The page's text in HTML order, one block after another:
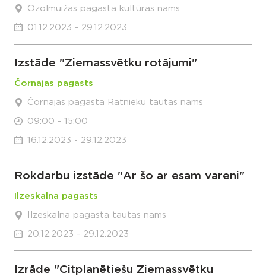
Ozolmuižas pagasta kultūras nams
01.12.2023 - 29.12.2023
Izstāde "Ziemassvētku rotājumi"
Čornajas pagasts
Čornajas pagasta Ratnieku tautas nams
09:00 - 15:00
16.12.2023 - 29.12.2023
Rokdarbu izstāde "Ar šo ar esam vareni"
Ilzeskalna pagasts
Ilzeskalna pagasta tautas nams
20.12.2023 - 29.12.2023
Izrāde "Citplanētiešu Ziemassvētku